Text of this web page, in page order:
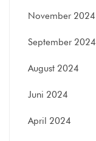
November 2024
September 2024
August 2024
Juni 2024
April 2024